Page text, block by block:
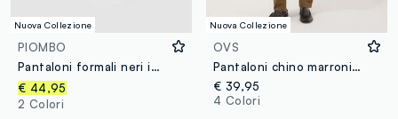
Nuova Collezione
PIOMBO
Pantaloni formali neri in viscosa elasticizzata regular fit
€ 44,95
2 Colori
Nuova Collezione
OVS
Pantaloni chino marroni in cotone elasticizzato slim fit
€ 39,95
4 Colori